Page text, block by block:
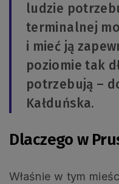
ludzie
terminalnej
i mieć ją
poziomie tak
potrzebują –
Kałduńska.
Dlaczego w
Właśnie w tym